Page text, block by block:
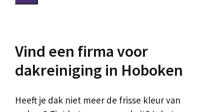
Vind een firma voor
dakreiniging in Hoboken
Heeft je dak niet meer de frisse kleur van